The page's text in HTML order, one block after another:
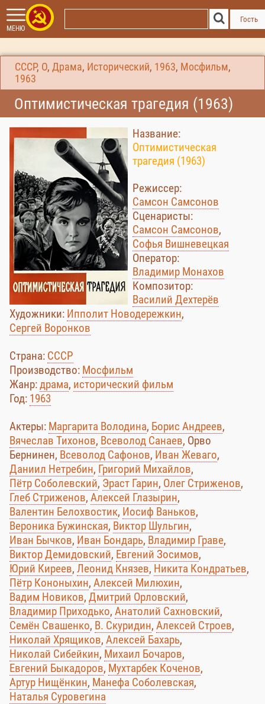
МЕНЮ
Гость
СССР, О, Драма, Исторический, 1963, Мосфильм,
1963
Оптимистическая трагедия (1963)
Название:
Оптимистическая
трагедия (1963)
Режиссер:
Самсон Самсонов
Сценаристы:
Самсон Самсонов,
Софья Вишневецкая
Оператор:
Владимир Монахов
Композитор:
Василий Дехтерёв
Художники: Ипполит Новодережкин,
Сергей Воронков
Страна: СССР
Производство: Мосфильм
Жанр:драма, исторический фильм
Год: 1963
Актеры: Маргарита Володина, Борис Андреев,
Вячеслав Тихонов, Всеволод Санаев, Орво
Бернинен, Всеволод Сафонов, Иван Жеваго,
Даниил Нетребин, Григорий Михайлов,
Пётр Соболевский, Эраст Гарин, Олег Стриженов,
Глеб Стриженов, Алексей Глазырин,
Валентин Белохвостик, Иосиф Ваньков,
Вероника Бужинская, Виктор Шульгин,
Иван Бычков, Иван Бондарь, Владимир Граве,
Виктор Демидовский, Евгений Зосимов,
Юрий Киреев, Леонид Князев, Никита Кондратьев,
Пётр Кононыхин, Алексей Милюхин,
Вадим Новиков, Дмитрий Орловский,
Владимир Приходько, Анатолий Сахновский,
Семён Свашенко, В. Скуридин, Алексей Строев,
Николай Хрящиков, Алексей Бахарь,
Николай Сибейкин, Михаил Бочаров,
Евгений Быкадоров, Мухтарбек Коченов,
Артур Нищёнкин, Манефа Соболевская,
Наталья Суровегина